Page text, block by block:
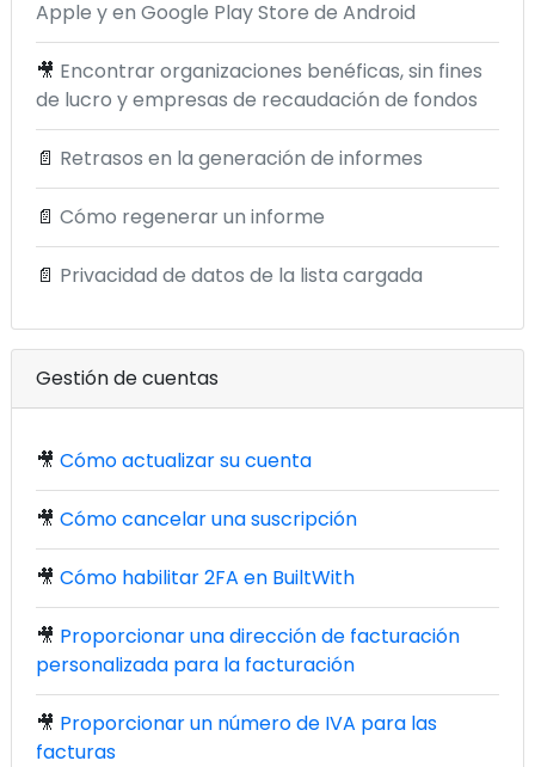
Apple y en Google Play Store de Android
🎥 Encontrar organizaciones benéficas, sin fines
de lucro y empresas de recaudación de fondos
📄 Retrasos en la generación de informes
📄 Cómo regenerar un informe
📄 Privacidad de datos de la lista cargada
Gestión de cuentas
🎥 Cómo actualizar su cuenta
🎥 Cómo cancelar una suscripción
🎥 Cómo habilitar 2FA en BuiltWith
🎥 Proporcionar una dirección de facturación
personalizada para la facturación
🎥 Proporcionar un número de IVA para las
facturas